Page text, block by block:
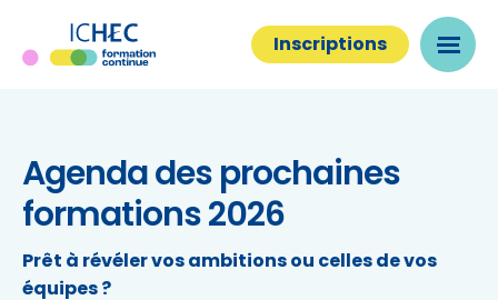
Inscriptions
Agenda des prochaines
formations 2026
Prêt à révéler vos ambitions ou celles de vos
équipes ?